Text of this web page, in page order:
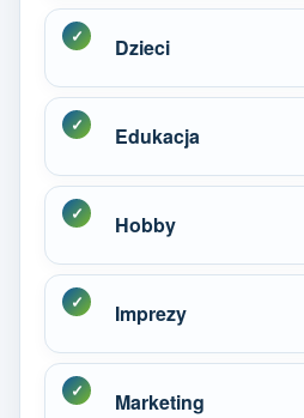
Dzieci
Edukacja
Hobby
Imprezy
Marketing